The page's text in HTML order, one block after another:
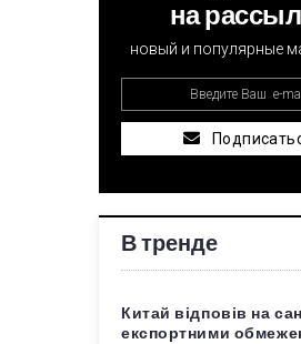
на
новый и популярные
В тренде
Китай відповів на
експортними